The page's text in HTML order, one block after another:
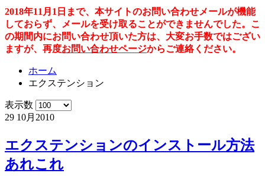
2018年11月1日まで、本サイトのお問い合わせメールが機能
しておらず、メールを受け取ることができませんでした。こ
の期間内にお問い合わせ頂いた方は、大変お手数ではござい
ますが、再度お問い合わせページからご連絡ください。
ホーム
エクステンション
表示数
29 10月 2010
エクステンションのインストール方法
あれこれ